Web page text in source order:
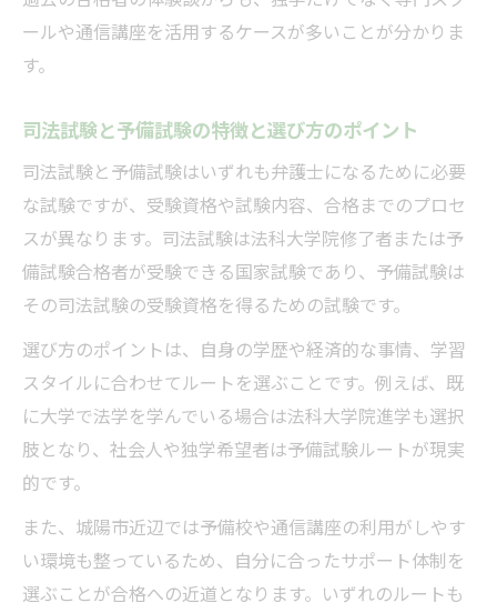
ールや通信講座を活用するケースが多いことが分かりま
す。
司法試験と予備試験の特徴と選び方のポイント
司法試験と予備試験はいずれも弁護士になるために必要
な試験ですが、受験資格や試験内容、合格までのプロセ
スが異なります。司法試験は法科大学院修了者または予
備試験合格者が受験できる国家試験であり、予備試験は
その司法試験の受験資格を得るための試験です。
選び方のポイントは、自身の学歴や経済的な事情、学習
スタイルに合わせてルートを選ぶことです。例えば、既
に大学で法学を学んでいる場合は法科大学院進学も選択
肢となり、社会人や独学希望者は予備試験ルートが現実
的です。
また、城陽市近辺では予備校や通信講座の利用がしやす
い環境も整っているため、自分に合ったサポート体制を
選ぶことが合格への近道となります。いずれのルートも